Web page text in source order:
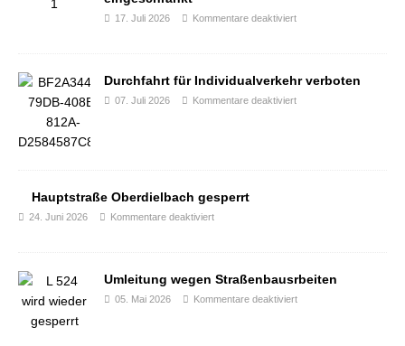
17. Juli 2026 Kommentare deaktiviert
Durchfahrt für Individualverkehr verboten
07. Juli 2026 Kommentare deaktiviert
Hauptstraße Oberdielbach gesperrt
24. Juni 2026 Kommentare deaktiviert
Umleitung wegen Straßenbausrbeiten
05. Mai 2026 Kommentare deaktiviert